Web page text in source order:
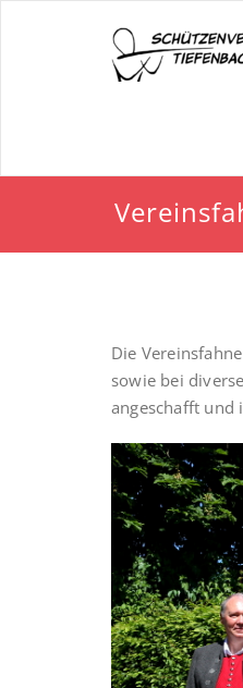
Die
sowie bei
angeschafft und